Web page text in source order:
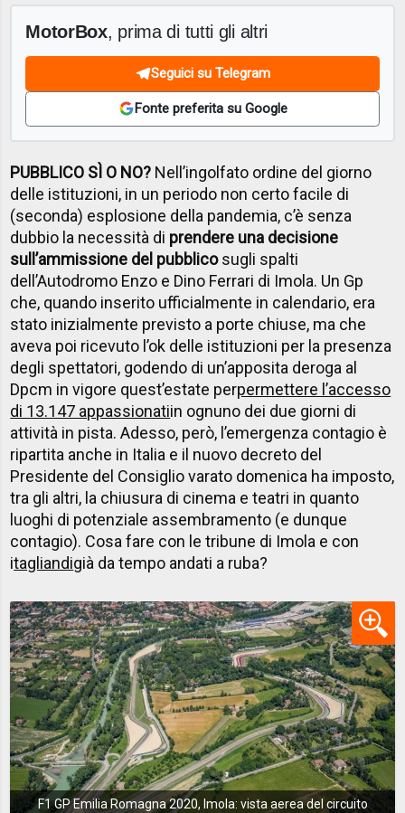
MotorBox, prima di tutti gli altri
Seguici su Telegram
Fonte preferita su Google
PUBBLICO SÌ O NO? Nell’ingolfato ordine del giorno
delle istituzioni, in un periodo non certo facile di
(seconda) esplosione della pandemia, c’è senza
dubbio la necessità di prendere una decisione
sull’ammissione del pubblicosugli spalti
dell’Autodromo Enzo e Dino Ferrari di Imola. Un Gp
che, quando inserito ufficialmente in calendario, era
stato inizialmente previsto a porte chiuse, ma che
aveva poi ricevuto l’ok delle istituzioni per la presenza
degli spettatori, godendo di un’apposita deroga al
Dpcm in vigore quest’estate perpermettere l’accesso
di 13.147 appassionatiin ognuno dei due giorni di
attività in pista. Adesso, però, l’emergenza contagio è
ripartita anche in Italia e il nuovo decreto del
Presidente del Consiglio varato domenica ha imposto,
tra gli altri, la chiusura di cinema e teatri in quanto
luoghi di potenziale assembramento (e dunque
contagio). Cosa fare con le tribune di Imola e con
itagliandigià da tempo andati a ruba?
F1 GP Emilia Romagna 2020, Imola: vista aerea del circuito